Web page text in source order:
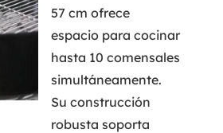
57 cm ofrece
espacio para cocinar
hasta 10 comensales
simultáneamente.
Su construcción
robusta soporta